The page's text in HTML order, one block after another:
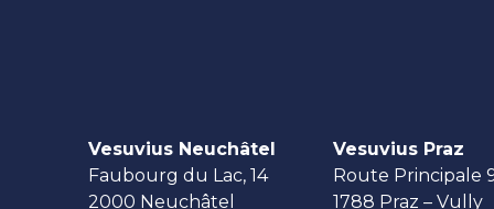
Vesuvius Neuchâtel
Faubourg du Lac, 14
2000 Neuchâtel
Vesuvius Praz
Route Principale
1788 Praz – Vully